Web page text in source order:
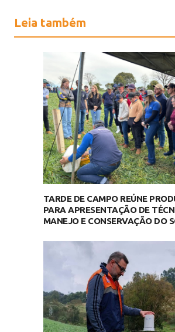
Leia também
TARDE DE CAMPO REÚNE
PARA APRESENTAÇÃO DE
MANEJO E CONSERVAÇÃO DO